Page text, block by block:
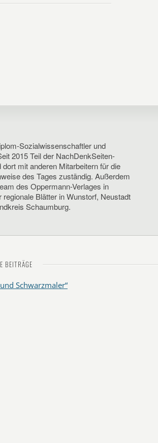
Sozialwissenschaftler und
2015 Teil der NachDenkSeiten-
mit anderen Mitarbeitern für die
des Tages zuständig. Außerdem
des Oppermann-Verlages in
Blätter in Wunstorf, Neustadt
Schaumburg.
BEITRÄGE
Schwarzmaler“